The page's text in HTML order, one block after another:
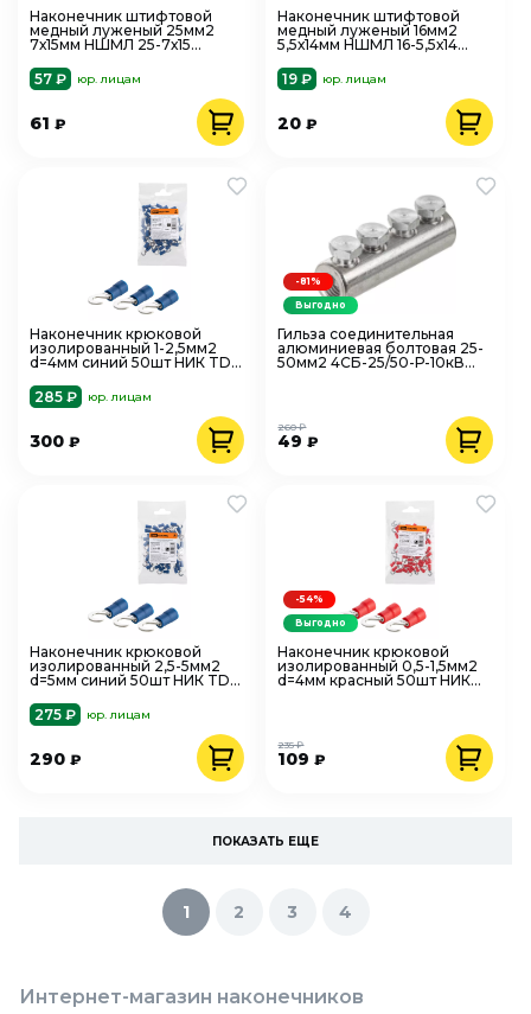
Наконечник штифтовой
медный луженый 25мм2
7х15мм НШМЛ 25-7х15
NSML-25-7х15
57 ₽ юр. лицам
61 ₽
Наконечник штифтовой
медный луженый 16мм2
5,5х14мм НШМЛ 16-5,5х14
NSML-16-5,5х14
19 ₽ юр. лицам
20₽
Наконечник крюковой
изолированный 1-2,5мм2
d=4мм синий 50шт НИК TDM
285 ₽
юр. лицам
300 ₽
Гильза соединительная
алюминиевая болтовая 25-
50мм2 4СБ-25/50-Р-10кВ
49₽
260 ₽
-81%
Выгодно
Наконечник крюковой
изолированный 2,5-5мм2
d=5мм синий 50шт НИК TDM
275 ₽
юр. лицам
290 ₽
Наконечник крюковой
изолированный 0,5-1,5мм2
d=4мм красный 50шт НИК
109₽
235 ₽
-54%
Выгодно
ПОКАЗАТЬ ЕЩЕ
1 2 3 4
Интернет-магазин наконечников